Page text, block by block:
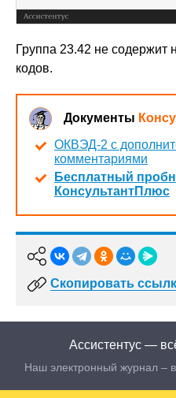
Группа 23.42 не содержит
кодов.
Документы
ОКВЭД-2 с
комментариями
Бесплатный
КонсультантПлюс
Скопировать
Ассистентус —
Наш электронный журнал –